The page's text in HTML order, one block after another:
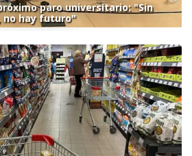
paro universitario: "Sin
no hay futuro"